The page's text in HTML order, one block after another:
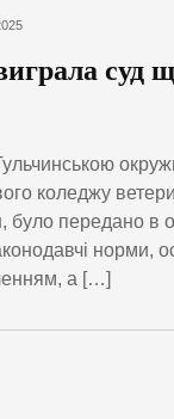
суд
коледжу
було передано в
норми,
а […]